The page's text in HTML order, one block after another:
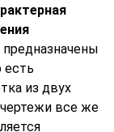
есть
из двух
все же